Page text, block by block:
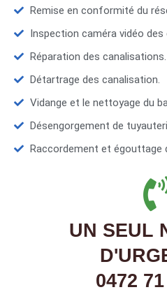
Remise en conformité du
Inspection caméra vidéo
Réparation des canalisations.
Détartrage des canalisation.
Vidange et le nettoyage du
Désengorgement de
Raccordement et égouttage
UN SEUL
0472